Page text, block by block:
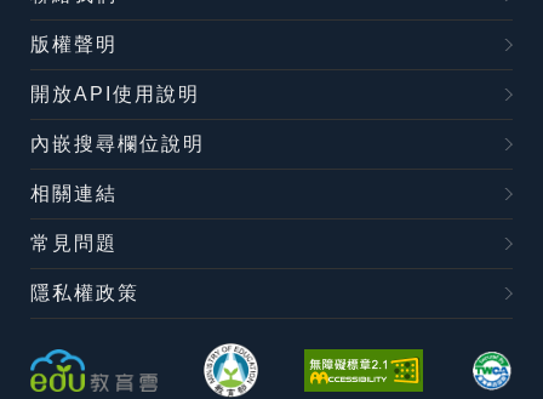
版權聲明
開放API使用說明
內嵌搜尋欄位說明
相關連結
常見問題
隱私權政策